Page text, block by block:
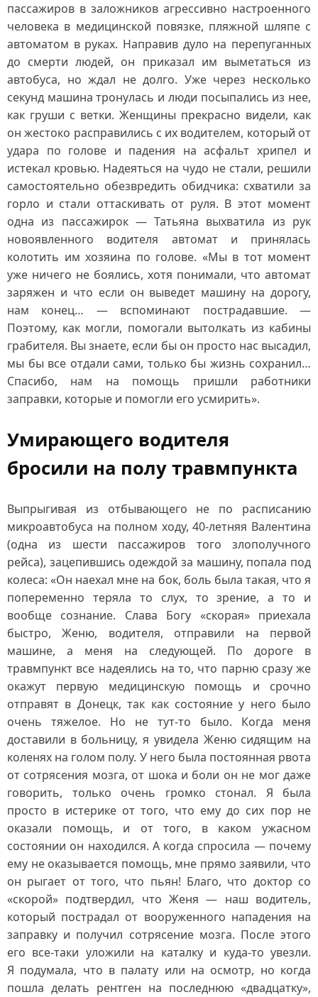
пассажиров в заложников агрессивно настроенного
человека в медицинской повязке, пляжной шляпе с
автоматом в руках. Направив дуло на перепуганных
до смерти людей, он приказал им выметаться из
автобуса, но ждал не долго. Уже через несколько
секунд машина тронулась и люди посыпались из нее,
как груши с ветки. Женщины прекрасно видели, как
он жестоко расправились с их водителем, который от
удара по голове и падения на асфальт хрипел и
истекал кровью. Надеяться на чудо не стали, решили
самостоятельно обезвредить обидчика: схватили за
горло и стали оттаскивать от руля. В этот момент
одна из пассажирок — Татьяна выхватила из рук
новоявленного водителя автомат и принялась
колотить им хозяина по голове. «Мы в тот момент
уже ничего не боялись, хотя понимали, что автомат
заряжен и что если он выведет машину на дорогу,
нам конец… — вспоминают пострадавшие. —
Поэтому, как могли, помогали вытолкать из кабины
грабителя. Вы знаете, если бы он просто нас высадил,
мы бы все отдали сами, только бы жизнь сохранил…
Спасибо, нам на помощь пришли работники
заправки, которые и помогли его усмирить».
Умирающего водителя
бросили на полу травмпункта
Выпрыгивая из отбывающего не по расписанию
микроавтобуса на полном ходу, 40‑летняя Валентина
(одна из шести пассажиров того злополучного
рейса), зацепившись одеждой за машину, попала под
колеса: «Он наехал мне на бок, боль была такая, что я
попеременно теряла то слух, то зрение, а то и
вообще сознание. Слава Богу «скорая» приехала
быстро, Женю, водителя, отправили на первой
машине, а меня на следующей. По дороге в
травмпункт все надеялись на то, что парню сразу же
окажут первую медицинскую помощь и срочно
отправят в Донецк, так как состояние у него было
очень тяжелое. Но не тут‑то было. Когда меня
доставили в больницу, я увидела Женю сидящим на
коленях на голом полу. У него была постоянная рвота
от сотрясения мозга, от шока и боли он не мог даже
говорить, только очень громко стонал. Я была
просто в истерике от того, что ему до сих пор не
оказали помощь, и от того, в каком ужасном
состоянии он находился. А когда спросила — почему
ему не оказывается помощь, мне прямо заявили, что
он рыгает от того, что пьян! Благо, что доктор со
«скорой» подтвердил, что Женя — наш водитель,
который пострадал от вооруженного нападения на
заправку и получил сотрясение мозга. После этого
его все‑таки уложили на каталку и куда‑то увезли.
Я подумала, что в палату или на осмотр, но когда
пошла делать рентген на последнюю «двадцатку»,